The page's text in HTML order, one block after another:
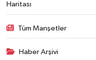
Haritası
Tüm Manşetler
Haber Arşivi